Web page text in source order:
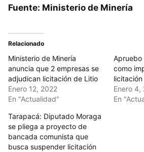
Fuente: Ministerio de Minería
Relacionado
Ministerio de Minería
anuncia que 2 empresas se
adjudican licitación de Litio
Enero 12, 2022
En "Actualidad"
Apruebo
como
Enero 4,
En
Tarapacá: Diputado Moraga
se pliega a proyecto de
bancada comunista que
busca suspender licitación